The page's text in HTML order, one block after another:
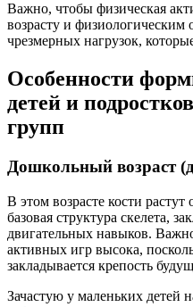
Важно, чтобы физическая
возрасту и физиологическим
чрезмерных нагрузок,
Особенности
детей и
групп
Дошкольный возраст
В этом возрасте кости
базовая структура скелета,
двигательных навыков.
активных игр высока,
закладывается крепость
Зачастую у маленьких детей